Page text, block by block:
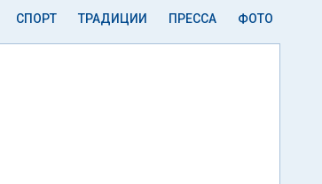
СПОРТ ТРАДИЦИИ ПРЕССА ФОТО